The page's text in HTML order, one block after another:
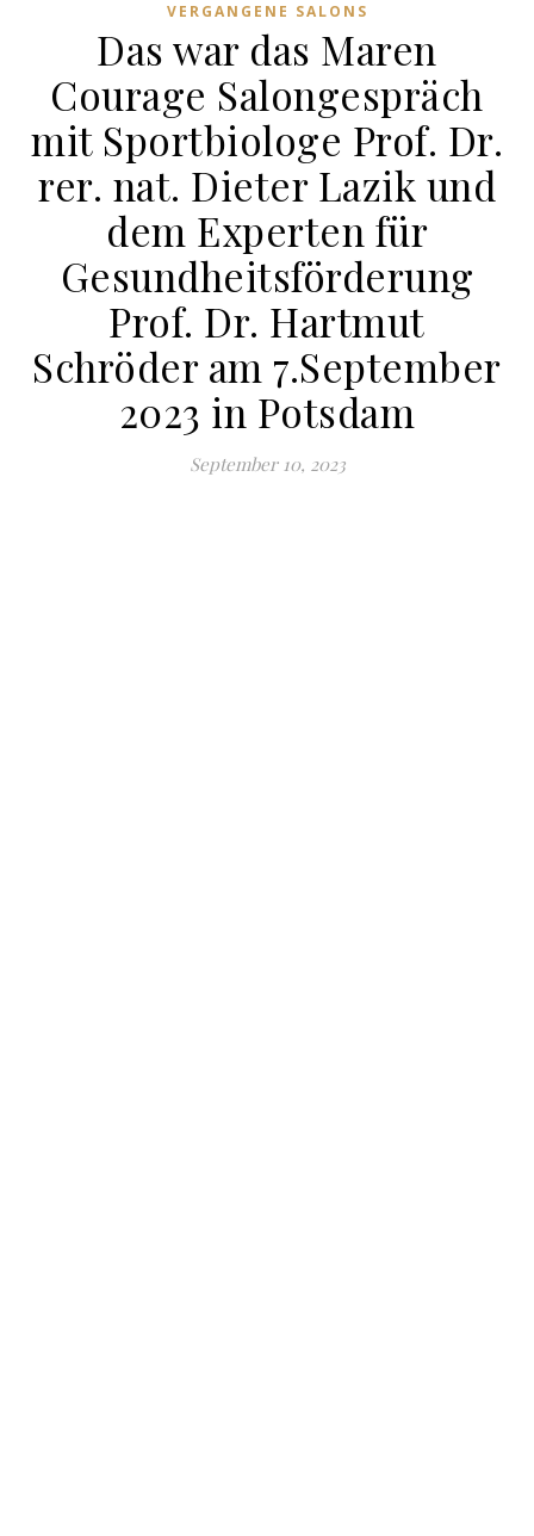
VERGANGENE SALONS
Das war das Maren
Courage Salongespräch
mit Sportbiologe Prof. Dr.
rer. nat. Dieter Lazik und
dem Experten für
Gesundheitsförderung
Prof. Dr. Hartmut
Schröder am 7.September
2023 in Potsdam
September 10, 2023